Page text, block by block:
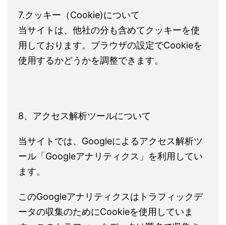
7.クッキー（Cookie)について
当サイトは、他社の分も含めてクッキーを使
用しております。ブラウザの設定でCookieを
使用するかどうかを調整できます。
8、アクセス解析ツールについて
当サイトでは、Googleによるアクセス解析ツ
ール「Googleアナリティクス」を利用してい
ます。
このGoogleアナリティクスはトラフィックデ
ータの収集のためにCookieを使用していま